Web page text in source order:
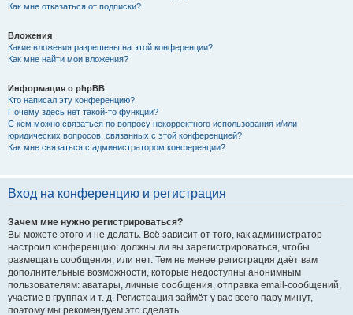
Как мне отказаться от подписки?
Вложения
Какие вложения разрешены на этой конференции?
Как мне найти мои вложения?
Информация о phpBB
Кто написал эту конференцию?
Почему здесь нет такой-то функции?
С кем можно связаться по вопросу некорректного использования и/или
юридических вопросов, связанных с этой конференцией?
Как мне связаться с администратором конференции?
Вход на конференцию и регистрация
Зачем мне нужно регистрироваться?
Вы можете этого и не делать. Всё зависит от того, как администратор
настроил конференцию: должны ли вы зарегистрироваться, чтобы
размещать сообщения, или нет. Тем не менее регистрация даёт вам
дополнительные возможности, которые недоступны анонимным
пользователям: аватары, личные сообщения, отправка email-сообщений,
участие в группах и т. д. Регистрация займёт у вас всего пару минут,
поэтому мы рекомендуем это сделать.